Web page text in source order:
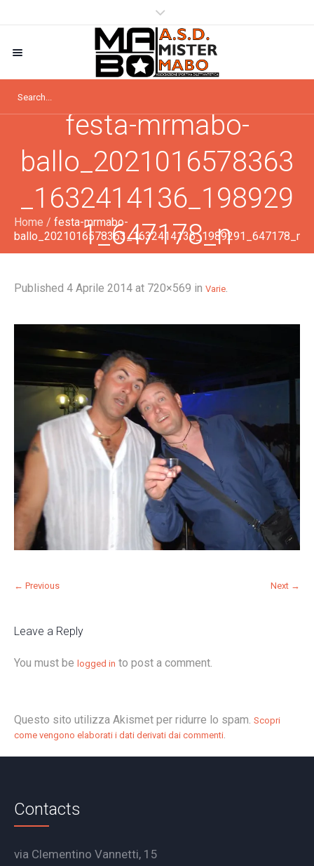
festa-mrmabo-
ballo_2021016578363
_1632414136_198929
1_647178_n
Home / festa-mrmabo-
ballo_2021016578363_1632414136_1989291_647178_n
Published 4 Aprile 2014 at 720×569 in Varie.
← Previous Next →
Leave a Reply
You must be logged in to post a comment.
Questo sito utilizza Akismet per ridurre lo spam. Scopri
come vengono elaborati i dati derivati dai commenti.
Contacts
via Clementino Vannetti, 15